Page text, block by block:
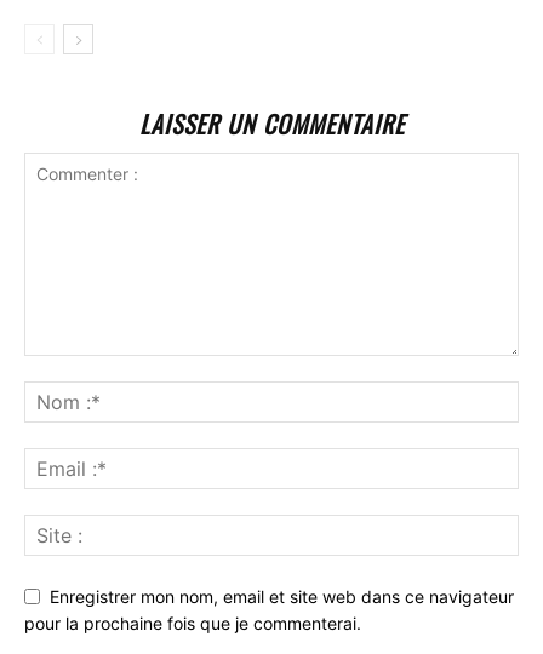
LAISSER UN COMMENTAIRE
Enregistrer mon nom, email et site web dans ce navigateur
pour la prochaine fois que je commenterai.